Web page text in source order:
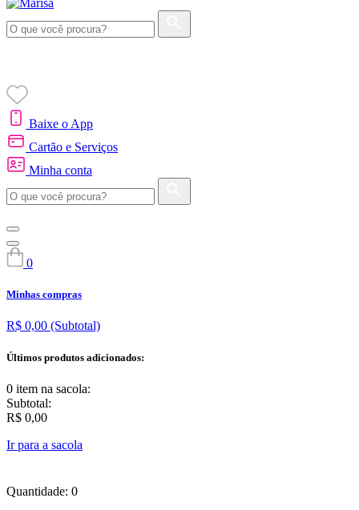
Baixe o App
Cartão e Serviços
Minha conta
0
Minhas compras
R$ 0,00 (Subtotal)
Últimos produtos adicionados:
0 item na sacola:
Subtotal:
R$ 0,00
Ir para a sacola
Quantidade: 0